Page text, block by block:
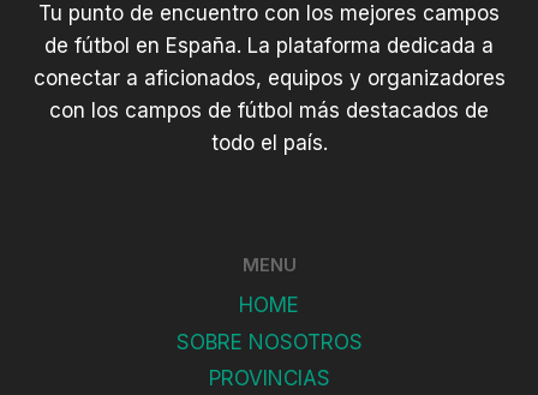
Tu punto de encuentro con los mejores campos
de fútbol en España. La plataforma dedicada a
conectar a aficionados, equipos y organizadores
con los campos de fútbol más destacados de
todo el país.
MENU
HOME
SOBRE NOSOTROS
PROVINCIAS